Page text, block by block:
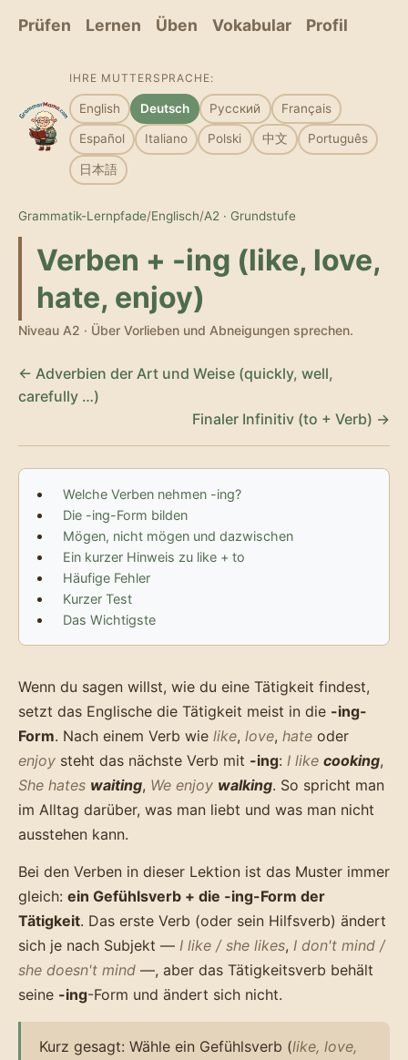
Prüfen Lernen Üben Vokabular Profil
IHRE MUTTERSPRACHE:
English Deutsch Русский Français
Español Italiano Polski 中文 Português
日本語
Grammatik-Lernpfade/Englisch/A2 · Grundstufe
Verben + -ing (like, love,
hate, enjoy)
Niveau A2 · Über Vorlieben und Abneigungen sprechen.
← Adverbien der Art und Weise (quickly, well,
carefully …)
Finaler Infinitiv (to + Verb) →
Welche Verben nehmen -ing?
Die -ing-Form bilden
Mögen, nicht mögen und dazwischen
Ein kurzer Hinweis zu like + to
Häufige Fehler
Kurzer Test
Das Wichtigste
Wenn du sagen willst, wie du eine Tätigkeit findest,
setzt das Englische die Tätigkeit meist in die -ing-
Form. Nach einem Verb wie like, love, hate oder
enjoy steht das nächste Verb mit -ing: I like cooking,
She hates waiting, We enjoy walking. So spricht man
im Alltag darüber, was man liebt und was man nicht
ausstehen kann.
Bei den Verben in dieser Lektion ist das Muster immer
gleich: ein Gefühlsverb + die -ing-Form der
Tätigkeit. Das erste Verb (oder sein Hilfsverb) ändert
sich je nach Subjekt — I like / she likes, I don't mind /
she doesn't mind —, aber das Tätigkeitsverb behält
seine -ing-Form und ändert sich nicht.
Kurz gesagt: Wähle ein Gefühlsverb (like, love,